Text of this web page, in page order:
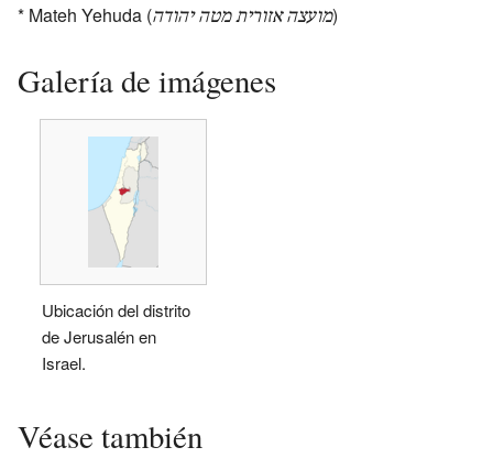
* Mateh Yehuda (מועצה אזורית מטה יהודה)
Galería de imágenes
Ubicación del distrito
de Jerusalén en
Israel.
Véase también